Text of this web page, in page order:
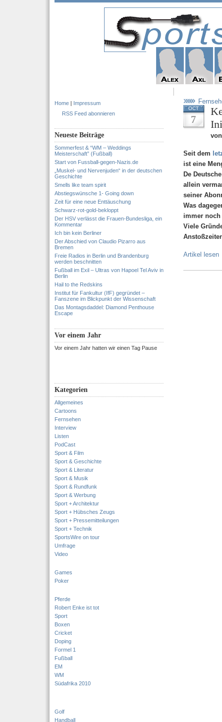
Home | Impressum
RSS Feed abonnieren
Neueste Beiträge
Sommerfest & “WM – Weddings
Meisterschaft” (Fußball)
Start von Fussball-gegen-Nazis.de
„Muskel- und Nervenjuden“ in der deutschen
Geschichte
Smells like team spirit
Abstiegswünsche 1- Going down
Zeit für eine neue Enttäuschung
Schwarz-rot-gold-bekloppt
Der HSV verlässt die Frauen-Bundesliga, ein
Kommentar
Ich bin kein Berliner
Der Abschied von Claudio Pizarro aus
Bremen
Freie Radios in Berlin und Brandenburg
werden beschnitten
Fußball im Exil – Ultras von Hapoel Tel Aviv in
Berlin
Hail to the Redskins
Institut für Fankultur (IfF) gegründet –
Fanszene im Blickpunkt der Wissenschaft
Das Montagsdaddel: Diamond Penthouse
Escape
Vor einem Jahr
Vor einem Jahr hatten wir einen Tag Pause
Kategorien
Allgemeines
Cartoons
Fernsehen
Interview
Listen
PodCast
Sport & Film
Sport & Geschichte
Sport & Literatur
Sport & Musik
Sport & Rundfunk
Sport & Werbung
Sport + Architektur
Sport + Hübsches Zeugs
Sport + Pressemitteilungen
Sport + Technik
SportsWire on tour
Umfrage
Video
Games
Poker
Pferde
Robert Enke ist tot
Sport
Boxen
Cricket
Doping
Formel 1
Fußball
EM
WM
Südafrika 2010
Golf
Handball
OCT
7
Seit dem
ist eine
De
allein
seiner
Was
immer
Viele
Artikel lesen